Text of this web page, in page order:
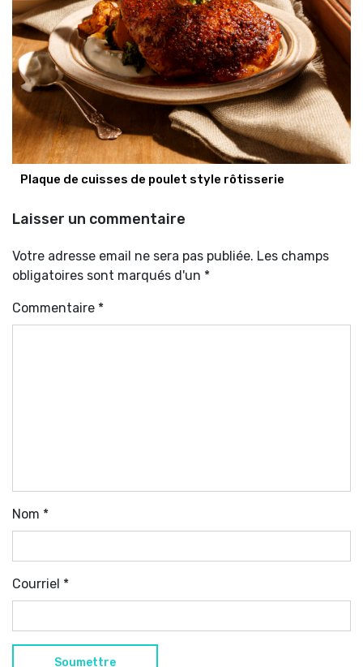
Plaque de cuisses de poulet style rôtisserie
Laisser un commentaire
Votre adresse email ne sera pas publiée. Les champs
obligatoires sont marqués d'un *
Commentaire *
Nom *
Courriel *